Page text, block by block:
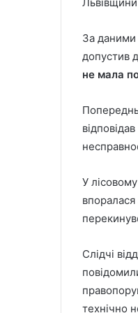
За даними
допустив
не мала
У
впоралася
Слідчі
технічно